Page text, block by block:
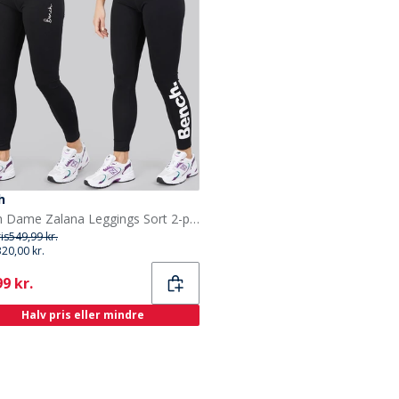
Bench Dame Zalana Leggings Sort 2-pak
549,99 kr.
kr.
kr.
Halv pris eller mindre